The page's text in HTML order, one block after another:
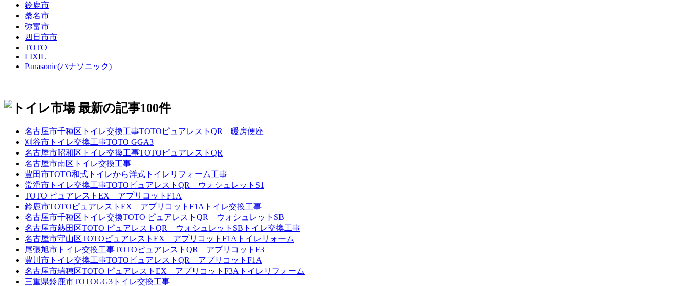
鈴鹿市
桑名市
弥富市
四日市市
TOTO
LIXIL
Panasonic(パナソニック)
名古屋市千種区トイレ交換工事TOTOピュアレストQR 暖房便座
刈谷市トイレ交換工事TOTO GGA3
名古屋市昭和区トイレ交換工事TOTOピュアレストQR
名古屋市南区トイレ交換工事
豊田市TOTO和式トイレから洋式トイレリフォーム工事
常滑市トイレ交換工事TOTOピュアレストQR ウォシュレットS1
TOTO ピュアレストEX アプリコットF1A
鈴鹿市TOTOピュアレストEX アプリコットF1Aトイレ交換工事
名古屋市千種区トイレ交換TOTO ピュアレストQR ウォシュレットSB
名古屋市熱田区TOTO ピュアレストQR ウォシュレットSBトイレ交換工事
名古屋市守山区TOTOピュアレストEX アプリコットF1Aトイレリォーム
尾張旭市トイレ交換工事TOTOピュアレストQR アプリコットF3
豊川市トイレ交換工事TOTOピュアレストQR アプリコットF1A
名古屋市瑞穂区TOTO ピュアレストEX アプリコットF3Aトイレリフォーム
三重県鈴鹿市TOTOGG3トイレ交換工事